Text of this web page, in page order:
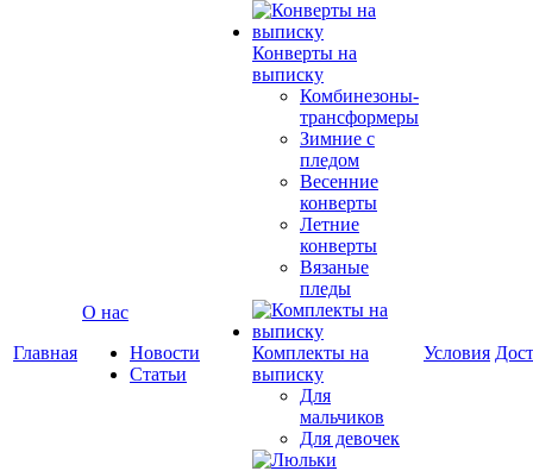
Главная
О нас
Новости
Статьи
Конверты на
выписку
Комбинезоны-
трансформеры
Зимние с
пледом
Весенние
конверты
Летние
конверты
Вязаные
пледы
Комплекты на
выписку
Для
мальчиков
Для девочек
Условия